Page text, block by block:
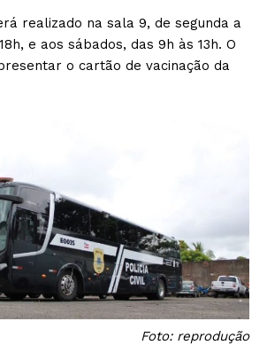
realizado na sala 9, de segunda a
e aos sábados, das 9h às 13h. O
o cartão de vacinação da
Foto: reprodução